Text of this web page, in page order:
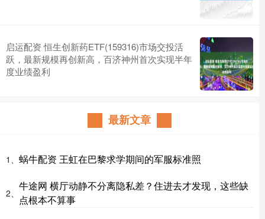
启运配资 恒生创新药ETF(159316)市场交投活
跃，最新规模再创新高，百济神州首次实现半年
度业绩盈利
最新文章
1、 蜗牛配资 王虹在巴黎求学期间的军服标准照
2、
牛途网 横厅动静不分离隐私差？住进去才发现，这些缺
点根本不算事